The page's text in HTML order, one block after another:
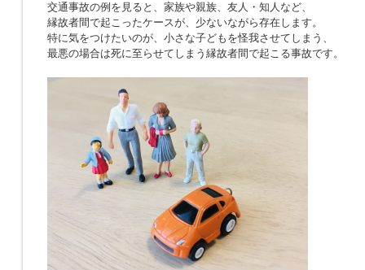
交通事故の例を見ると、家族や親族、友人・知人など、
縁故者間で起こったケースが、少ないながら存在します。
特に気をつけたいのが、小さな子どもを怪我させてしまう、
最悪の場合は死に至らせてしまう縁故者間で起こる事故です。